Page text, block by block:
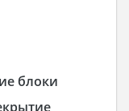
блоки